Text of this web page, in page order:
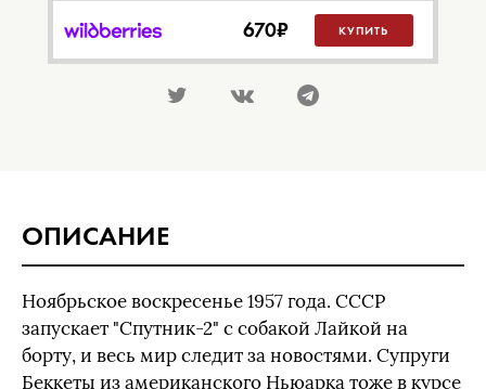
670₽ КУПИТЬ
ОПИСАНИЕ
Ноябрьское воскресенье 1957 года. СССР
запускает "Спутник-2" с собакой Лайкой на
борту, и весь мир следит за новостями. Супруги
Беккеты из американского Ньюарка тоже в курсе